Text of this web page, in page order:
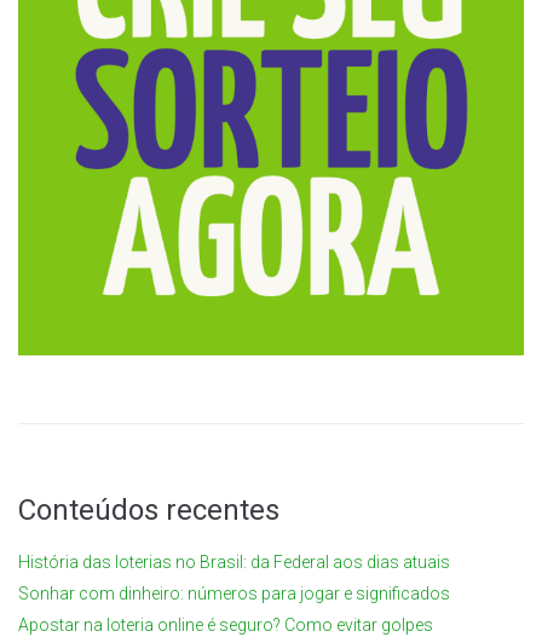
Conteúdos recentes
História das loterias no Brasil: da Federal aos dias atuais
Sonhar com dinheiro: números para jogar e significados
Apostar na loteria online é seguro? Como evitar golpes